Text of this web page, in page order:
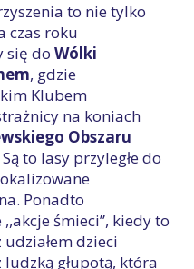
to nie tylko
czas roku
się do Wólki
, gdzie
Klubem
na koniach
Obszaru
Są to lasy przyległe do
Ponadto
śmieci”, kiedy to
udziałem dzieci
ludzką głupotą, która